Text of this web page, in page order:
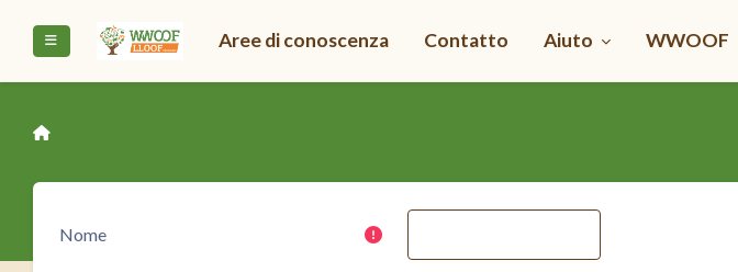
Pannello laterale Aree di conoscenza Contatto Aiuto WWOOF
Nome